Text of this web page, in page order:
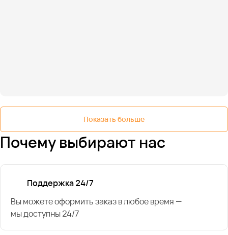
Показать больше
Почему выбирают нас
Поддержка 24/7
Вы можете оформить заказ в любое время —
мы доступны 24/7